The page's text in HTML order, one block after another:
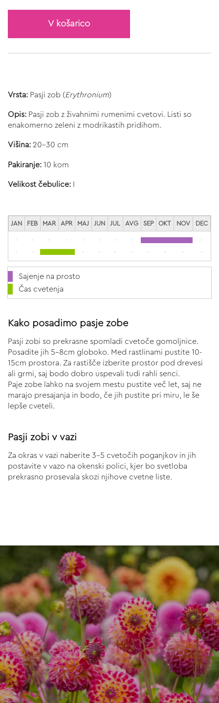
V košarico
Vrsta: Pasji zob (Erythronium)
Opis: Pasji zob z živahnimi rumenimi cvetovi. Listi so
enakomerno zeleni z modrikastih pridihom.
Višina: 20-30 cm
Pakiranje: 10 kom
Velikost čebulice:
JAN FEB MAR APR MAJ JUN JUL AVG SEP OKT NOV DEC
- - - - - - - - -
- - - - - - - - - -
Sajenje na prosto
Čas cvetenja
Kako posadimo pasje zobe
Pasji zobi so prekrasne spomladi cvetoče gomoljnice.
Posadite jih 5-8cm globoko. Med rastlinami pustite 10-
15cm prostora. Za rastišče izberite prostor pod drevesi
ali grmi, saj bodo dobro uspevali tudi rahli senci.
Paje zobe lahko na svojem mestu pustite več let, saj ne
marajo presajanja in bodo, če jih pustite pri miru, le še
lepše cveteli.
Pasji zobi v vazi
Za okras v vazi naberite 3-5 cvetočih poganjkov in jih
postavite v vazo na okenski polici, kjer bo svetloba
prekrasno prosevala skozi njihove cvetne liste.